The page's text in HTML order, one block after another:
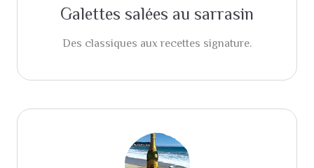
Galettes salées au sarrasin
Des classiques aux recettes signature.